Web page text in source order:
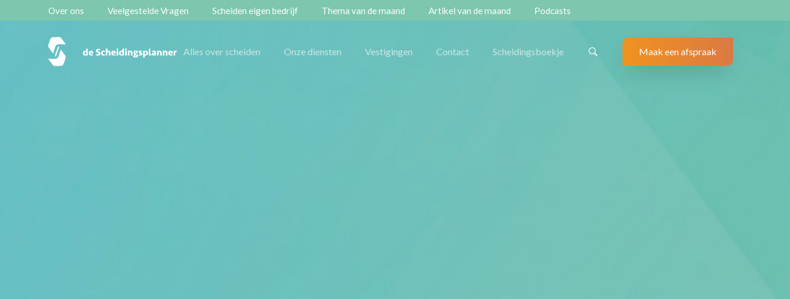
Over ons Veelgestelde Vragen Scheiden eigen bedrijf Thema van de maand Artikel van de maand Podcasts
Alles over scheiden Onze diensten Vestigingen Contact Scheidingsboekje Maak een afspraak
Contact